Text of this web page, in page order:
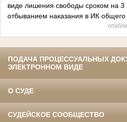
виде лишения свободы сроком на 3
отбыванием наказания в ИК общего
ПОДАЧА ПРОЦЕССУАЛЬНЫХ
ЭЛЕКТРОННОМ ВИДЕ
О СУДЕ
СУДЕЙСКОЕ СООБЩЕСТВО